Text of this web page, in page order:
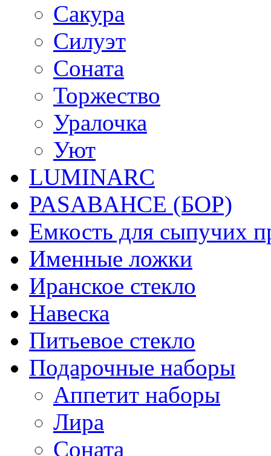
Сакура
Силуэт
Соната
Торжество
Уралочка
Уют
LUMINARC
PASABAHCE (БОР)
Емкость для сыпучих
Именные ложки
Иранское стекло
Навеска
Питьевое стекло
Подарочные наборы
Аппетит наборы
Лира
Соната